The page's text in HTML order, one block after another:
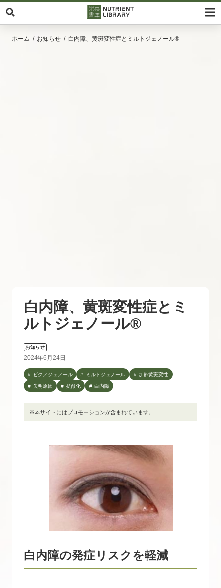
ホーム お知らせ 白内障、黄斑変性症とミルトジェノール®
白内障、黄斑変性症とミ
ルトジェノール®
お知らせ
2024年6月24日
ピクノジェノール ミルトジェノール 加齢黄斑変性
失明原因 抗酸化 白内障
※本サイトにはプロモーションが含まれています。
白内障の発症リスクを軽減